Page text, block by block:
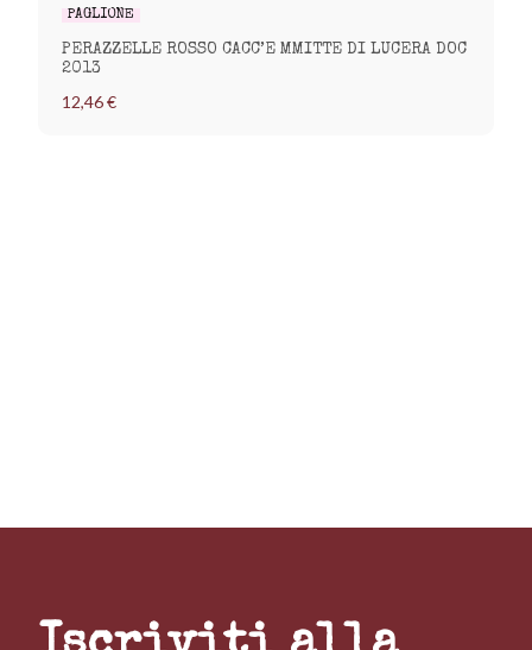
PAGLIONE
PERAZZELLE ROSSO CACC’E MMITTE DI LUCERA DOC
2013
12,46 €